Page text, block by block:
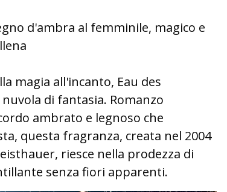
d'ambra al femminile, magico e
magia all'incanto, Eau des
di fantasia. Romanzo
ambrato e legnoso che
questa fragranza, creata nel 2004
riesce nella prodezza di
senza fiori apparenti.